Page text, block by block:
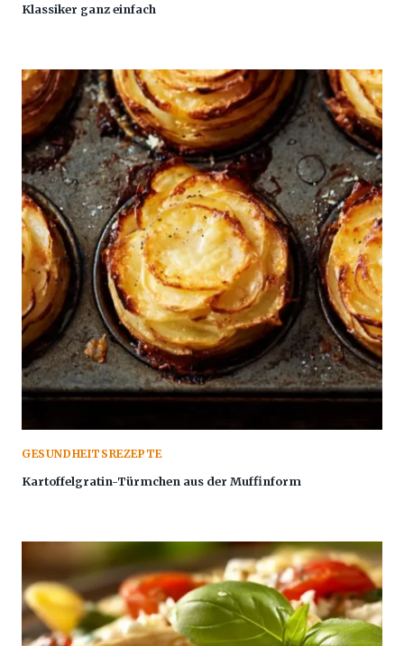
Klassiker ganz einfach
GESUNDHEITSREZEPTE
Kartoffelgratin-Türmchen aus der Muffinform